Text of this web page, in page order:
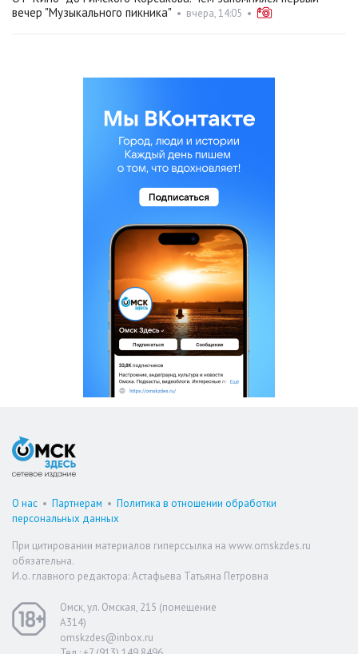
вечер "Музыкального пикника" • вчера, 14:05 •
О нас • Партнерам • Политика в отношении обработки
персональных данных
При цитировании материалов гиперссылка на www.omskzdes.ru
обязательна.
И.о. главного редактора: Астафьева Татьяна Петровна
Омск, ул. Омская, 215 (помещение
А314)
omskzdes@inbox.ru